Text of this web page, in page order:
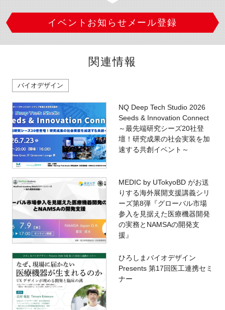
イベントお知らせメール登録
関連情報
バイオデザイン
NQ Deep Tech Studio 2026
Seeds & Innovation Connect
～最先端研究シーズ20社登
壇！研究成果の社会実装を加
速する共創イベント～
MEDIC by UTokyoBD がお送
りする海外展開支援講義シリ
ーズ第8弾『グローバル市場
参入を見据えた医療機器開発
の実務とNAMSAの開発支
援』
ひろしまバイオデザイン
Presents 第17回医工連携セミ
ナー